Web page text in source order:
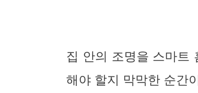
집 안의 조명을 스마트
해야 할지 막막한 순간